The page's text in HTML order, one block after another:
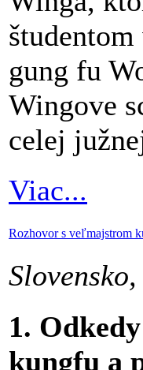
gung fu
Wingove
celej
Viac...
Rozhovor s veľmajstrom
1.
kungfu a